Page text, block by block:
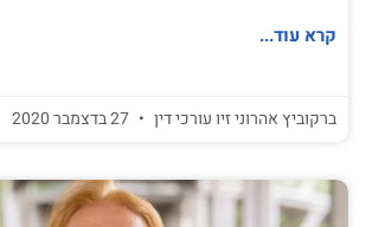
קרא עוד...
ברקוביץ אהרוני זיו עורכי דין